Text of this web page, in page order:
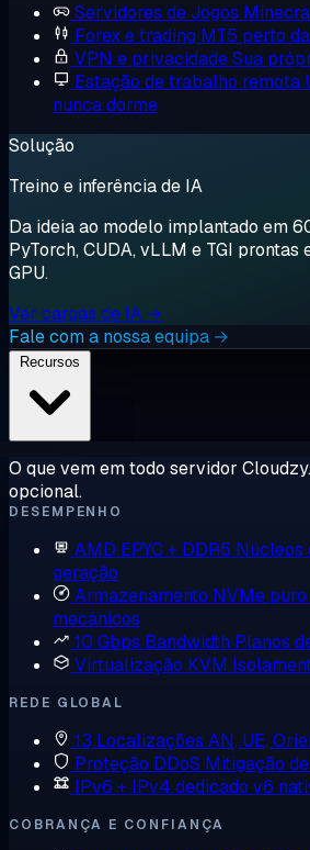
Servidores de Jogos
Forex e trading MT5 perto
VPN e privacidadeSua
Estação de trabalho remota
nunca dorme
Solução
Treino e inferência de IA
Da ideia ao modelo implantado em
PyTorch, CUDA, vLLM e TGI prontas
GPU.
Ver cargas de IA →
Fale com a nossa equipa →
O que vem em todo servidor
opcional.
DESEMPENHO
AMD EPYC + DDR5 Núcleos
geração
Armazenamento NVMe puro
mecânicos
10 Gbps Bandwidth Planos
Virtualização KVM
REDE GLOBAL
13 Localizações AN, UE,
Proteção DDoS Mitigação
IPv6 + IPv4 dedicado v6
COBRANÇA E CONFIANÇA